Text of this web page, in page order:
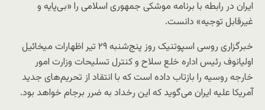
ایران در رابطه با برنامه موشکی جمهوری اسلامی را «بی‌پایه و
غیرقابل توجیه» دانست.
خبرگزاری روسی اسپوتنیک روز پنج‌شنبه ۲۹ تیر اظهارات میخائیل
اولیانوف رئیس اداره خلع سلاح و کنترل تسلیحات وزارت امور
خارجه روسیه را بازتاب داده است که با انتقاد از تحریم‌های جدید
آمریکا علیه ایران می‌گوید که این رخداد به ضرر برجام خواهد بود.